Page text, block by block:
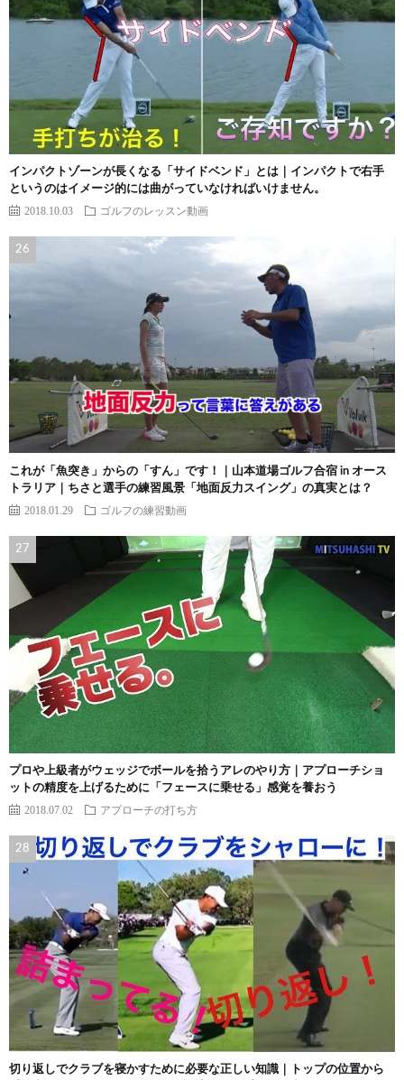
インパクトゾーンが長くなる「サイドベンド」とは｜インパクトで右手
というのはイメージ的には曲がっていなければいけません。
2018.10.03 ゴルフのレッスン動画
これが「魚突き」からの「すん」です！｜山本道場ゴルフ合宿 in オース
トラリア｜ちさと選手の練習風景「地面反力スイング」の真実とは？
2018.01.29 ゴルフの練習動画
プロや上級者がウェッジでボールを拾うアレのやり方｜アプローチショ
ットの精度を上げるために「フェースに乗せる」感覚を養おう
2018.07.02 アプローチの打ち方
切り返しでクラブを寝かすために必要な正しい知識｜トップの位置から